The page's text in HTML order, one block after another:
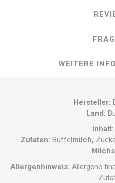
WEITERE
Hersteller:
Land:
Inhalt:
Zutaten: Büffelmilch,
Allergenhinweis: Allergene